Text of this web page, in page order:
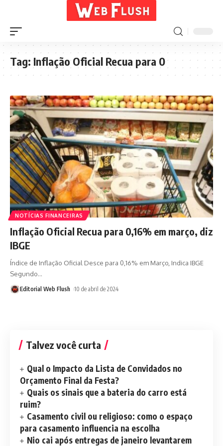
Tag:Inflação Oficial Recua para 0
NOTÍCIAS FINANCEIRAS
Inflação Oficial Recua para 0,16% em março, diz
IBGE
Índice de Inflação Oficial Desce para 0,16% em Março, Indica IBGE
Segundo…
Editorial Web Flush 10 de abril de 2024
Talvez você curta
Qual o Impacto da Lista de Convidados no
Orçamento Final da Festa?
Quais os sinais que a bateria do carro está
ruim?
Casamento civil ou religioso: como o espaço
para casamento influencia na escolha
Nio cai após entregas de janeiro levantarem